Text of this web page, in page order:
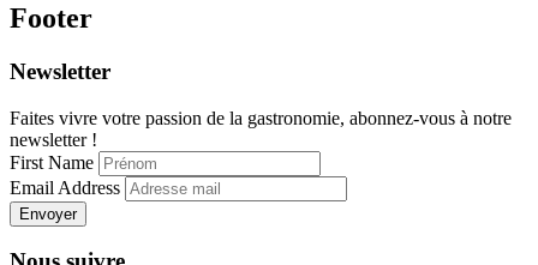
Footer
Newsletter
Faites vivre votre passion de la gastronomie, abonnez-vous à notre
newsletter !
First Name
Email Address
Envoyer